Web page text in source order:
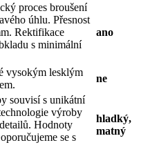
proces broušení
úhlu. Přesnost
Rektifikace
s minimální
ano
vysokým lesklým
ne
souvisí s unikátní
výroby
Hodnoty
se s
hladký,
matný